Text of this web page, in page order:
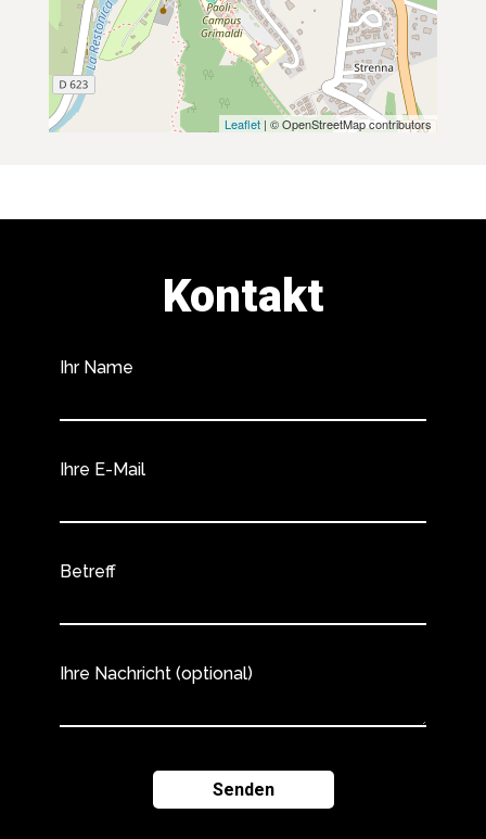
Leaflet | © OpenStreetMap contributors
Kontakt
Ihr Name
Ihre E-Mail
Betreff
Ihre Nachricht (optional)